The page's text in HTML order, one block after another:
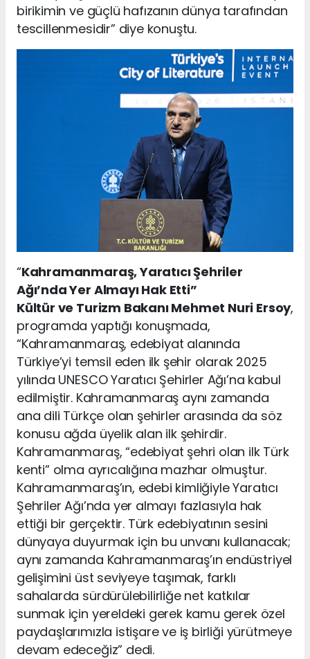
birikimin ve güçlü hafızanın dünya tarafından
tescillenmesidir” diye konuştu.
“Kahramanmaraş, Yaratıcı Şehriler
Ağı’nda Yer Almayı Hak Etti”
Kültür ve Turizm Bakanı Mehmet Nuri Ersoy,
programda yaptığı konuşmada,
“Kahramanmaraş, edebiyat alanında
Türkiye’yi temsil eden ilk şehir olarak 2025
yılında UNESCO Yaratıcı Şehirler Ağı’na kabul
edilmiştir. Kahramanmaraş aynı zamanda
ana dili Türkçe olan şehirler arasında da söz
konusu ağda üyelik alan ilk şehirdir.
Kahramanmaraş, “edebiyat şehri olan ilk Türk
kenti” olma ayrıcalığına mazhar olmuştur.
Kahramanmaraş’ın, edebi kimliğiyle Yaratıcı
Şehriler Ağı’nda yer almayı fazlasıyla hak
ettiği bir gerçektir. Türk edebiyatının sesini
dünyaya duyurmak için bu unvanı kullanacak;
aynı zamanda Kahramanmaraş’ın endüstriyel
gelişimini üst seviyeye taşımak, farklı
sahalarda sürdürülebilirliğe net katkılar
sunmak için yereldeki gerek kamu gerek özel
paydaşlarımızla istişare ve iş birliği yürütmeye
devam edeceğiz” dedi.